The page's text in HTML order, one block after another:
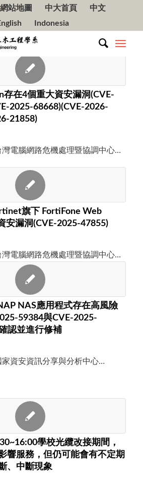
網站地圖 中大首頁
中文
Indonesia
存在4個重大資安漏洞(CVE-
2025-68668)(CVE-2026-
21858)
灣電腦網路危機處理暨協調中心…
旗下 FortiFone Web
安漏洞(CVE-2025-47855)
灣電腦網路危機處理暨協調中心…
NAS應用程式存在高風險
59384與CVE-2025-
認並進行修補
家資安資訊分享與分析中心…
學校光纜改接期間，
響服務，但仍可能會有不定期
、中斷現象